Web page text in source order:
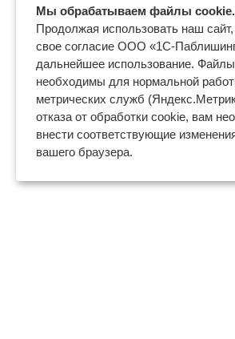
Мы обрабатываем файлы cookie.
Продолжая использовать наш
свое согласие ООО «1С-
дальнейшее использование.
необходимы для нормальной
метрических служб
отказа от обработки cookie, вам
внести соответствующие
вашего браузера.